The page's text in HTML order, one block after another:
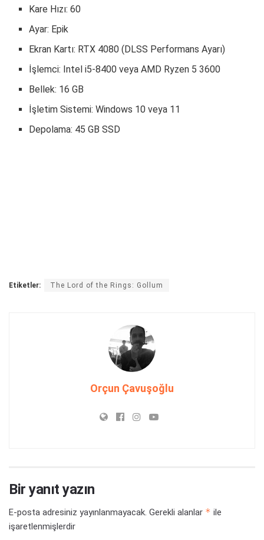
Kare Hızı: 60
Ayar: Epik
Ekran Kartı: RTX 4080 (DLSS Performans Ayarı)
İşlemci: Intel i5-8400 veya AMD Ryzen 5 3600
Bellek: 16 GB
İşletim Sistemi: Windows 10 veya 11
Depolama: 45 GB SSD
Etiketler: The Lord of the Rings: Gollum
Orçun Çavuşoğlu
Bir yanıt yazın
E-posta adresiniz yayınlanmayacak. Gerekli alanlar * ile
işaretlenmişlerdir